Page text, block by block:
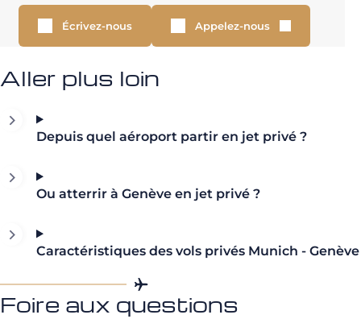
Écrivez-nous Appelez-nous
Aller plus loin
Depuis quel aéroport partir en jet privé ?
Ou atterrir à Genève en jet privé ?
Caractéristiques des vols privés Munich - Genève
Foire aux questions